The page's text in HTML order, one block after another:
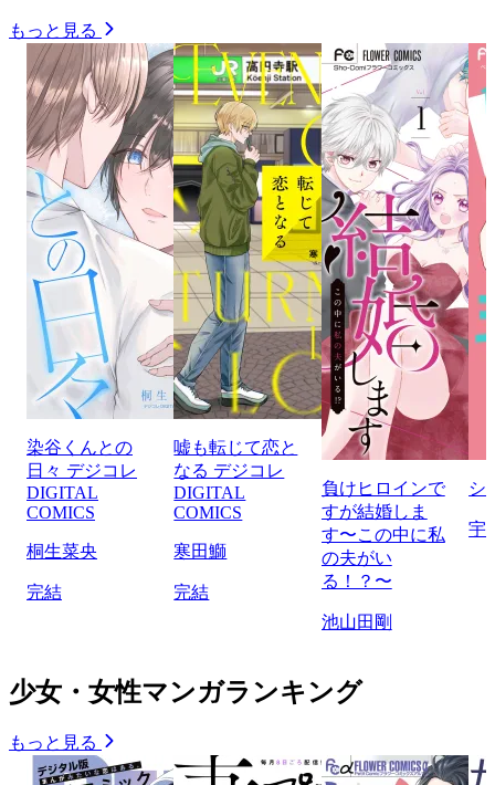
もっと見る
染谷くんとの
日々 デジコレ
DIGITAL
COMICS
桐生菜央
完結
嘘も転じて恋と
なる デジコレ
DIGITAL
COMICS
寒田鰤
完結
負けヒロインで
すが結婚しま
す〜この中に私
の夫がい
る！？〜
池山田剛
シ
宇
少女・女性マンガランキング
もっと見る